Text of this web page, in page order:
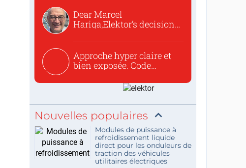
Dear Marcel
Hariga,Elektor’s decision
Approche hyper claire et
bien exposée. Code
Nouvelles populaires
Modules de puissance à
refroidissement liquide
direct pour les onduleurs de
traction des véhicules
utilitaires électriques